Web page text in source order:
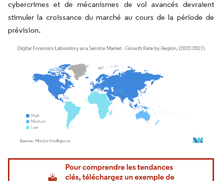
cybercrimes et de mécanismes de vol avancés devraient
stimuler la croissance du marché au cours de la période de
prévision.
Image © Mordor Intelligence. La réutilisation nécessite une attribution sous CC BY